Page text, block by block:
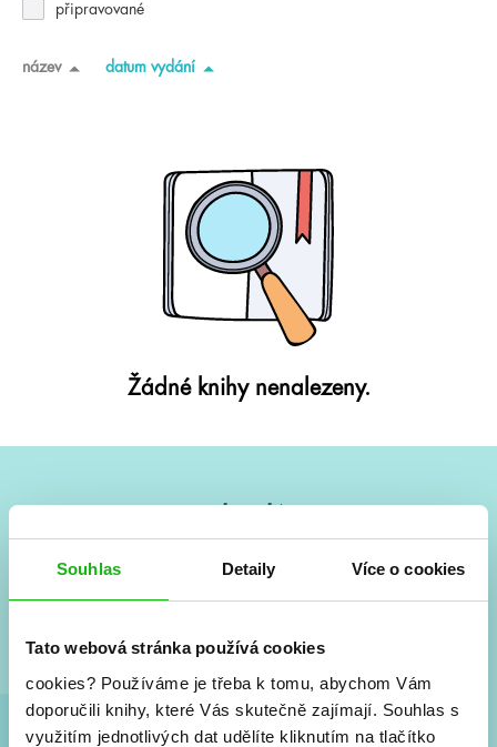
Souhlas Detaily Více o cookies
Tato webová stránka používá cookies
cookies? Používáme je třeba k tomu, abychom Vám
doporučili knihy, které Vás skutečně zajímají. Souhlas s
využitím jednotlivých dat udělíte kliknutím na tlačítko
připravované
název datum vydání
Žádné knihy nenalezeny.
Vše kolem #youngadult každý měsíc rovnou do mailu!
a seriálové adaptace a další.